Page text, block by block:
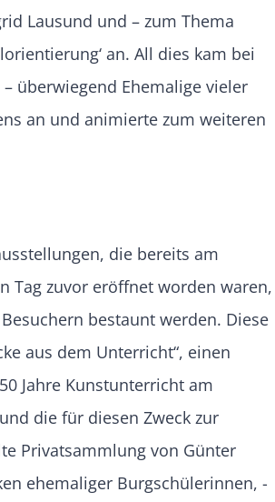
Lausund und – zum Thema
an. All dies kam bei
überwiegend Ehemalige vieler
an und animierte zum weiteren
die bereits am
Tag zuvor eröffnet worden waren,
bestaunt werden. Diese
aus dem Unterricht“, einen
Jahre Kunstunterricht am
die für diesen Zweck zur
Privatsammlung von Günter
ehemaliger Burgschülerinnen, -